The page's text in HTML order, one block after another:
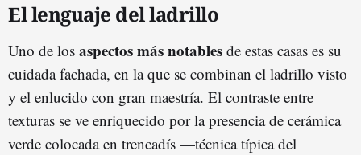
El lenguaje del ladrillo
Uno de los aspectos más notables de estas casas es su
cuidada fachada, en la que se combinan el ladrillo visto
y el enlucido con gran maestría. El contraste entre
texturas se ve enriquecido por la presencia de cerámica
verde colocada en trencadís —técnica típica del